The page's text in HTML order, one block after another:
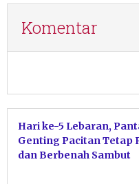
Komentar
Hari ke-5 Lebaran,
Genting Pacitan Tetap
dan Berbenah Sambut